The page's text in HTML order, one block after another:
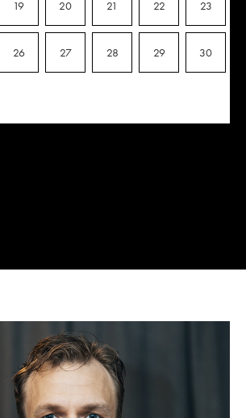
19 20 21 22 23
26 27 28 29 30